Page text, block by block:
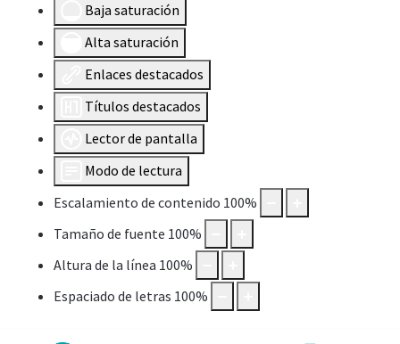
Baja saturación
Alta saturación
Enlaces destacados
Títulos destacados
Lector de pantalla
Modo de lectura
Escalamiento de contenido 100%
Tamaño de fuente 100%
Altura de la línea 100%
Espaciado de letras 100%